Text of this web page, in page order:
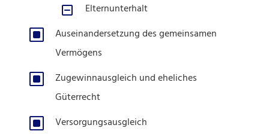
X Elternunterhalt
W
Auseinandersetzung des gemeinsamen
Vermögens
W
Zugewinnausgleich und eheliches
Güterrecht
W Versorgungsausgleich